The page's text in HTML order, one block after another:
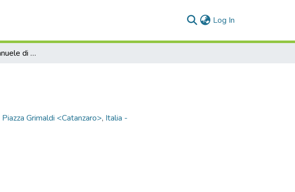
Log In
Corso Vittorio Emanuele di Catanzaro
Piazza Grimaldi <Catanzaro>, Italia -